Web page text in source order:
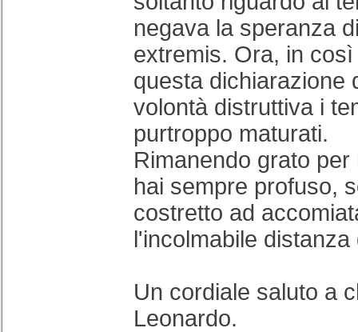
negava la speranza
extremis. Ora, in
questa dichiarazione
volontà distruttiva i
purtroppo maturati.
Rimanendo grato
hai sempre profuso,
costretto ad
l'incolmabile distanza
Un cordiale saluto a
Leonardo.